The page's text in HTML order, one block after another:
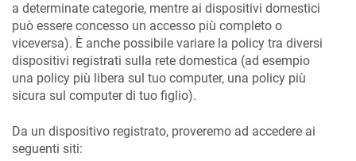
a determinate categorie, mentre ai dispositivi domestici
può essere concesso un accesso più completo o
viceversa). È anche possibile variare la policy tra diversi
dispositivi registrati sulla rete domestica (ad esempio
una policy più libera sul tuo computer, una policy più
sicura sul computer di tuo figlio).
Da un dispositivo registrato, proveremo ad accedere ai
seguenti siti: